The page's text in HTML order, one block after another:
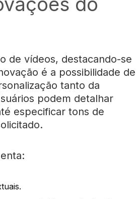
de vídeos, destacando-se
é a possibilidade de
tanto da
podem detalhar
especificar tons de